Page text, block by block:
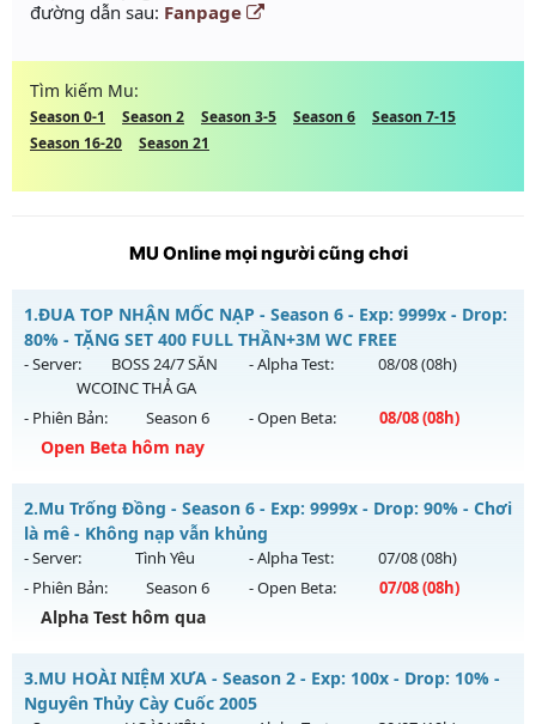
đường dẫn sau: Fanpage
Tìm kiếm Mu:
Season 0-1 Season 2 Season 3-5 Season 6
Season 7-15
Season 16-20
Season 21
MU Online mọi người cũng chơi
1.ĐUA TOP NHẬN MỐC NẠP - Season 6 - Exp: 9999x - Drop:
80% - TẶNG SET 400 FULL THẦN+3M WC FREE
- Server:
BOSS 24/7 SĂN
WCOINC THẢ GA
- Alpha Test: 08/08(08h)
- Phiên Bản: Season 6 - Open Beta: 08/08(08h)
Open Beta hôm nay
ĐUA TOP NHẬN MỐC NẠP - TẶNG SET 400 FULL THẦN+3M
WC FREE
Mu mới ra tháng 08 2026 - Mở máy chủ
BOSS 24/7 SĂN
WCOINC THẢ GAvào 08h ngày 08/08/2626
Exp: 9999x - Drop: 80%
Thể loại: Mu Nguyên bản Webzen
2.Mu Trống Đồng - Season 6 - Exp: 9999x - Drop: 90% - Chơi
là mê - Không nạp vẫn khủng
- Server: Tình Yêu - Alpha Test: 07/08(08h)
- Phiên Bản:
Season 6 - Open Beta: 07/08(08h)
Alpha Test hôm qua
Mu Trống Đồng - Chơi là mê - Không nạp vẫn khủng
Mu mới ra tháng 08 2026 - Mở máy chủ
3.MU HOÀI NIỆM XƯA - Season 2 - Exp: 100x - Drop: 10% -
Nguyên Thủy Cày Cuốc 2005